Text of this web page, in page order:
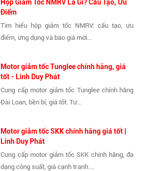
Hộp Giảm Tốc NMRV Là Gì? Cấu Tạo, Ưu
Điểm
Tìm hiểu hộp giảm tốc NMRV: cấu tạo, ưu
điểm, ứng dụng và báo giá mới...
Motor giảm tốc Tunglee chính hãng, giá
tốt - Linh Duy Phát
Cung cấp motor giảm tốc Tunglee chính hãng
Đài Loan, bền bỉ, giá tốt. Tư...
Motor giảm tốc SKK chính hãng giá tốt |
Linh Duy Phát
Cung cấp motor giảm tốc SKK chính hãng, đa
dạng công suất, giá cạnh tranh....